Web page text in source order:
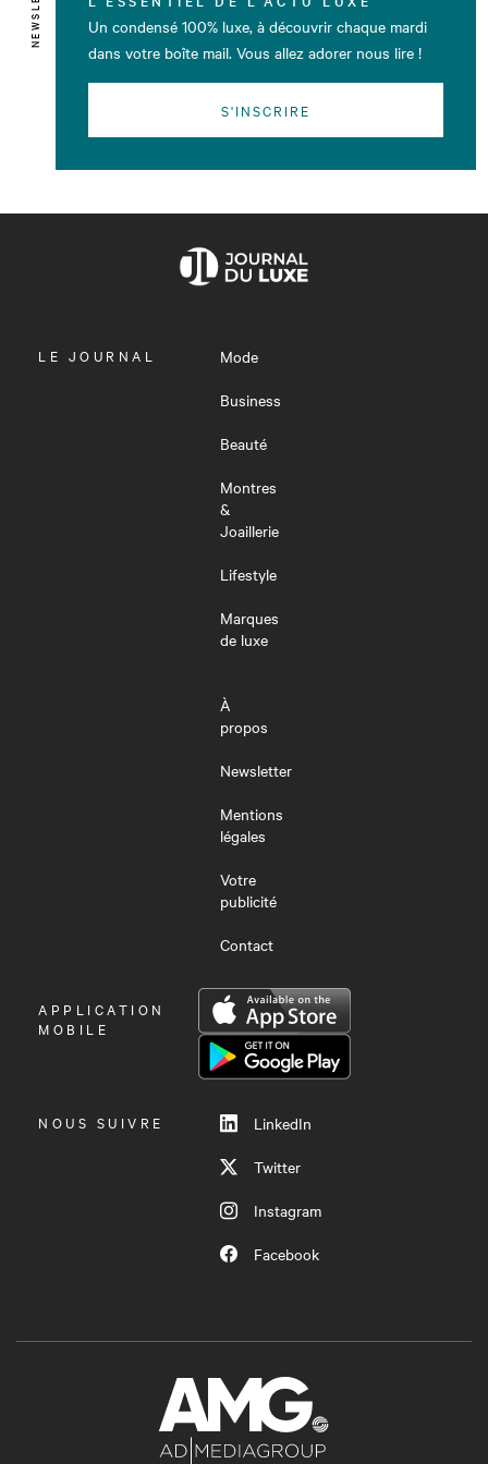
Un condensé 100% luxe, à découvrir chaque mardi
dans votre boîte mail. Vous allez adorer nous lire !
S'INSCRIRE
OUVRIR
LE JOURNAL
Mode
Business
Beauté
Montres
&
Joaillerie
Lifestyle
Marques
de luxe
À
propos
Newsletter
Mentions
légales
Votre
publicité
Contact
OUVRIR
LE
APPLICATION
MOBILE
NOUS SUIVRE
LinkedIn
Twitter
Instagram
Facebook